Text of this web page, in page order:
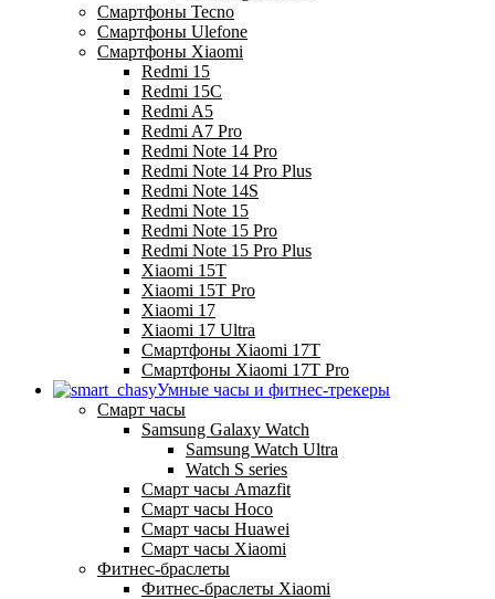
Смартфоны Tecno
Смартфоны Ulefone
Смартфоны Xiaomi
Redmi 15
Redmi 15C
Redmi A5
Redmi A7 Pro
Redmi Note 14 Pro
Redmi Note 14 Pro Plus
Redmi Note 14S
Redmi Note 15
Redmi Note 15 Pro
Redmi Note 15 Pro Plus
Xiaomi 15T
Xiaomi 15T Pro
Xiaomi 17
Xiaomi 17 Ultra
Смартфоны Xiaomi 17Т
Смартфоны Xiaomi 17Т Pro
Умные часы и фитнес-трекеры
Смарт часы
Samsung Galaxy Watch
Samsung Watch Ultra
Watch S series
Смарт часы Amazfit
Смарт часы Hoco
Смарт часы Huawei
Смарт часы Xiaomi
Фитнес-браслеты
Фитнес-браслеты Xiaomi